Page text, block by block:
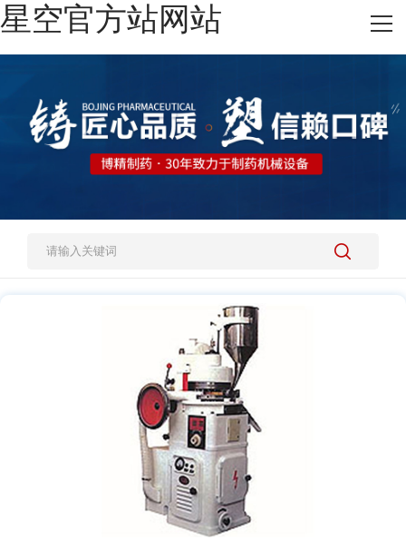
星空官方站网站
网站星空官方站网站
施工案例
人才招聘